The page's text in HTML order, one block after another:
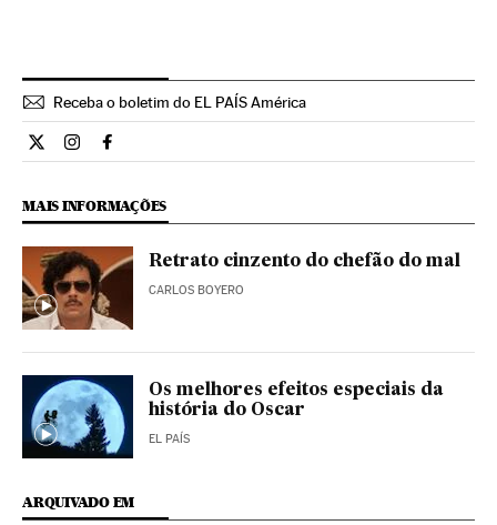
Receba o boletim do EL PAÍS América
Cultura El País Brasil en Twitter
Cultura El País Brasil en Instagram
Cultura El País Brasil en Facebook
MAIS INFORMAÇÕES
Retrato cinzento do chefão do mal
CARLOS BOYERO
Os melhores efeitos especiais da
história do Oscar
EL PAÍS
ARQUIVADO EM